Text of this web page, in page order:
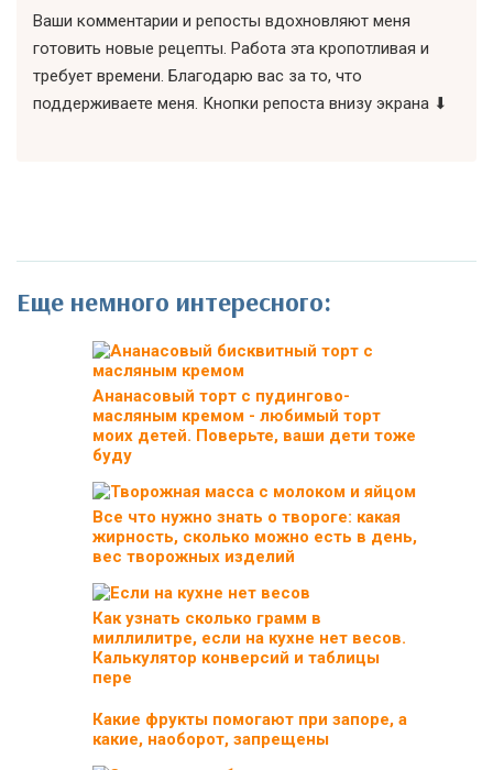
Ваши комментарии и репосты вдохновляют меня
готовить новые рецепты. Работа эта кропотливая и
требует времени. Благодарю вас за то, что
поддерживаете меня. Кнопки репоста внизу экрана ⬇
Еще немного интересного:
Ананасовый торт с пудингово-
масляным кремом - любимый торт
моих детей. Поверьте, ваши дети тоже
буду
Все что нужно знать о твороге: какая
жирность, сколько можно есть в день,
вес творожных изделий
Как узнать сколько грамм в
миллилитре, если на кухне нет весов.
Калькулятор конверсий и таблицы
пере
Какие фрукты помогают при запоре, а
какие, наоборот, запрещены